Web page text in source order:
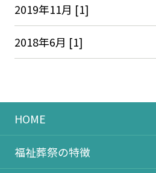
2019年11月 [1]
2018年6月 [1]
HOME
福祉葬祭の特徴